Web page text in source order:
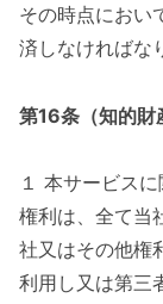
その時点におい
済しなければな
第16条（知的財
１ 本サービス
権利は、全て当
社又はその他権
利用し又は第三